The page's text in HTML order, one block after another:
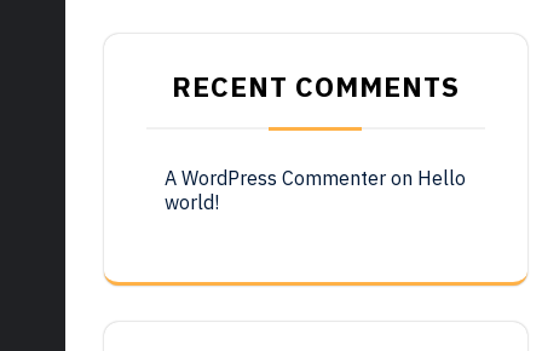
RECENT COMMENTS
A WordPress Commenteron Hello
world!